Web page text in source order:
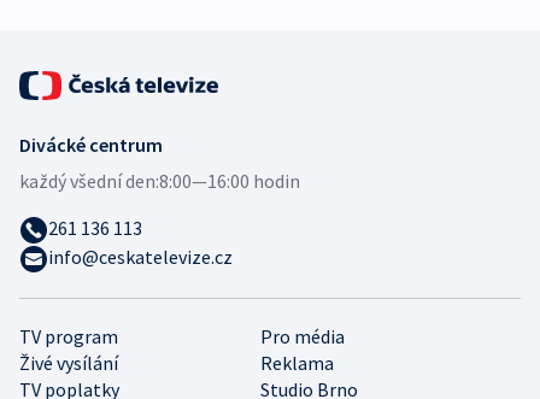
TV program
Pro média
Živé vysílání
Reklama
TV poplatky
Studio Brno
Divácké centrum
každý všední den:8:00—16:00 hodin
261 136 113
info@ceskatelevize.cz